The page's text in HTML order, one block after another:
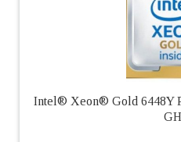
Intel® Xeon® Gold 6448Y